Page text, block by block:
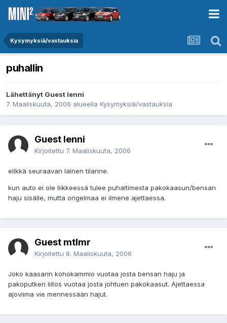
Kysymyksiä/vastauksia
puhallin
Lähettänyt Guest lenni
7. Maaliskuuta, 2006 alueella Kysymyksiä/vastauksia
Guest lenni
Kirjoitettu 7. Maaliskuuta, 2006
elikkä seuraavan lainen tilanne.
kun auto ei ole liikkeessä tulee puhaltimesta pakokaasun/bensan
haju sisälle, mutta ongelmaa ei ilmene ajettaessa.
Guest mtlmr
Kirjoitettu 8. Maaliskuuta, 2006
Joko kaasarin kohokammio vuotaa josta bensan haju ja
pakoputken liitos vuotaa josta johtuen pakokaasut. Ajettaessa
ajoviima vie mennessään hajut.